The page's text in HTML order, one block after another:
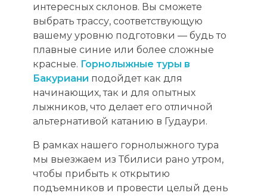
интересных склонов. Вы сможете
выбрать трассу, соответствующую
вашему уровню подготовки — будь то
плавные синие или более сложные
красные. Горнолыжные туры в
Бакуриани подойдет как для
начинающих, так и для опытных
лыжников, что делает его отличной
альтернативой катанию в Гудаури.
В рамках нашего горнолыжного тура
мы выезжаем из Тбилиси рано утром,
чтобы прибыть к открытию
подъемников и провести целый день